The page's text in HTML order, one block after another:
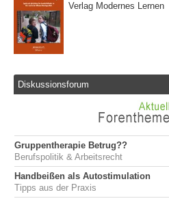
Verlag Modernes Lernen
Diskussionsforum
Gruppentherapie Betrug??
Berufspolitik & Arbeitsrecht
Handbeißen als Autostimulation
Tipps aus der Praxis